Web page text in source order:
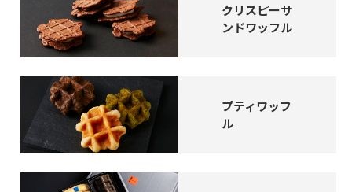
クリスピーサ
ンドワッフル
プティワッフ
ル